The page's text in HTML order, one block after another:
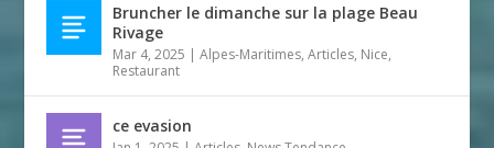
Bruncher le dimanche sur la plage Beau
Rivage
Mar 4, 2025 |Alpes-Maritimes,Articles, Nice,
Restaurant
ce evasion